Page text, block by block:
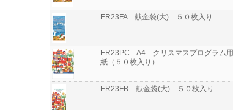
ER23FA 献金袋(大) ５０枚入り
ER23PC A4 クリスマスプログラム用
紙（５０枚入り）
ER23FB 献金袋(大) ５０枚入り